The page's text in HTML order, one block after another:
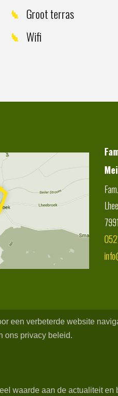
Groot terras
Wifi
een verbeterde website
ons privacy beleid.
waarde aan de actualiteit en